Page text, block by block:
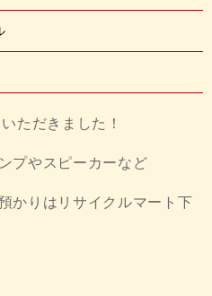
ただきました！
プやスピーカーなど
かりはリサイクルマート下